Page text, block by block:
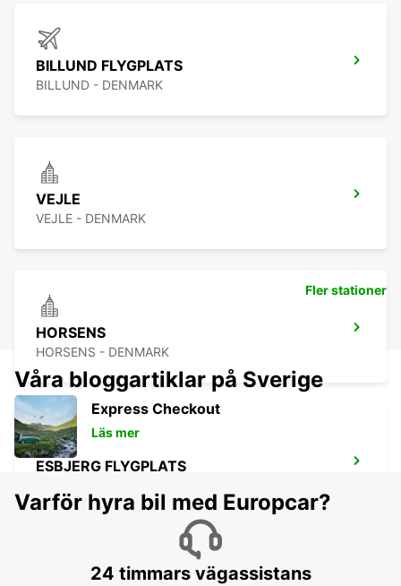
BILLUND FLYGPLATS
BILLUND - DENMARK
VEJLE
VEJLE - DENMARK
HORSENS
HORSENS - DENMARK
ESBJERG FLYGPLATS
Fler stationer
Våra bloggartiklar på Sverige
Express Checkout
Läs mer
Varför hyra bil med Europcar?
24 timmars vägassistans